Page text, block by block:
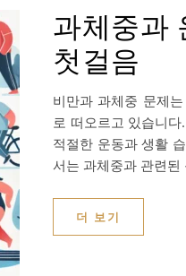
과체중과
첫걸음
비만과 과체중 문제
로 떠오르고 있습니
적절한 운동과 생활
서는 과체중과 관련
더 보기